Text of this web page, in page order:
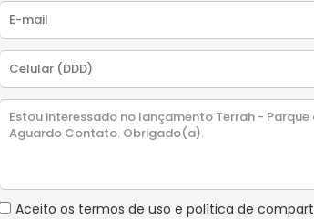
Aceito os termos de uso e política de